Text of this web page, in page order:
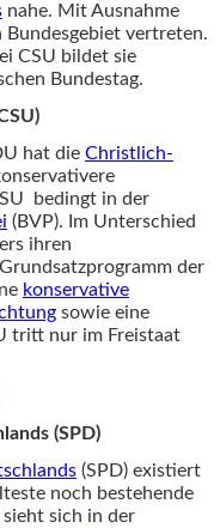
nahe. Mit Ausnahme
Bundesgebiet vertreten.
CSU bildet sie
Bundestag.
hat die Christlich-
bedingt in der
(BVP). Im Unterschied
ihren
der
konservative
sowie eine
tritt nur im Freistaat
(SPD)
(SPD) existiert
noch bestehende
sich in der